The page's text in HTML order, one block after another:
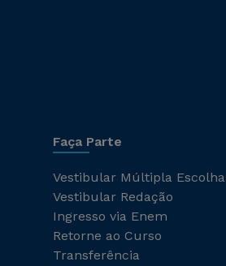
Faça Parte
Vestibular Múltipla Escolha
Vestibular Redação
Ingresso via Enem
Retorne ao Curso
Transferência